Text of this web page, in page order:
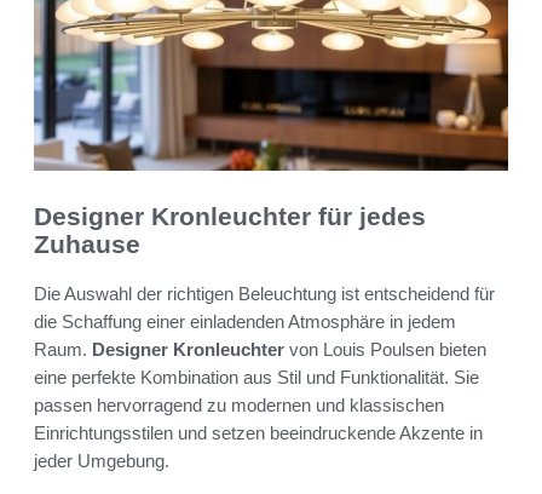
Designer Kronleuchter für jedes
Zuhause
Die Auswahl der richtigen Beleuchtung ist entscheidend für
die Schaffung einer einladenden Atmosphäre in jedem
Raum. Designer Kronleuchter von Louis Poulsen bieten
eine perfekte Kombination aus Stil und Funktionalität. Sie
passen hervorragend zu modernen und klassischen
Einrichtungsstilen und setzen beeindruckende Akzente in
jeder Umgebung.